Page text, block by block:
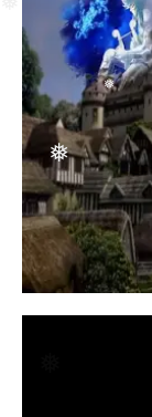
❅
❅
❅
❅
❅